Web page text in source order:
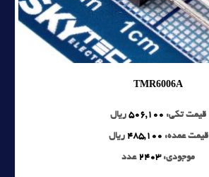
TMR6006A
قیمت تکی: 506,100 ریال
قیمت عمده: 485,100 ریال
موجودی:2403 عدد